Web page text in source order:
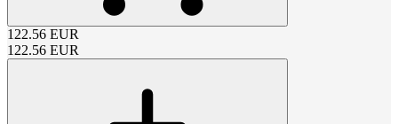
122.56 EUR
122.56 EUR